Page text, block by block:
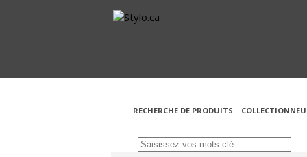
RECHERCHE DE PRODUITS